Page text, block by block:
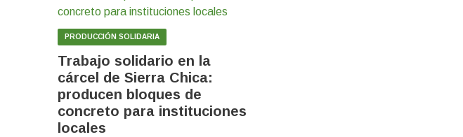
PRODUCCIÓN SOLIDARIA
Trabajo solidario en la
cárcel de Sierra Chica:
producen bloques de
concreto para instituciones
locales